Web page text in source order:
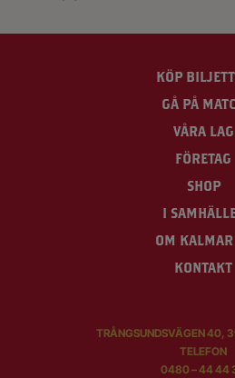
KÖP
GÅ PÅ
VÅRA LAG
FÖRETAG
SHOP
I
OM
KONTAKT
TRÅNGSUNDSVÄGEN 40,
TELEFON
0480 – 44 44